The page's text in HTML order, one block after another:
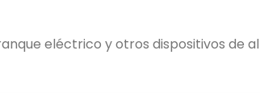
eléctrico y otros dispositivos de